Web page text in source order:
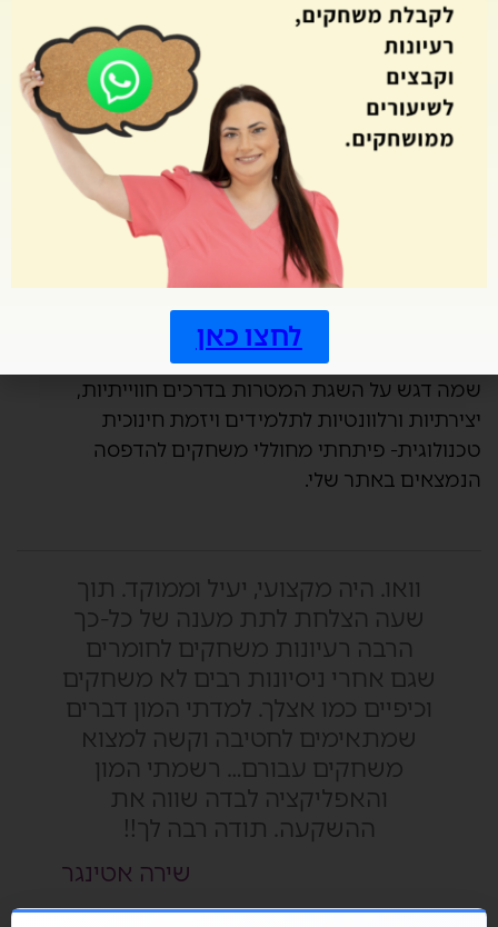
לא שייכים למסגרת שיכולה להזמין אותי? אתם יכולים
לצפות בהקלטה של וובינרים הקשורים לשפה:
וובינר הבנת הנקרא דרך משחוק
וובינר הוראה מקוונת בשפה
נעים מאוד, מור קנדי, תואר שני בחינוך מיוחד ומומחית
ניסיון של 8 שנים כמנחכת, מורה ורכזת חברתית בבית
ספר לחינוך מיוחד. משחקולוגית חינוכית טכנולוגית–
שמה דגש על השגת המטרות בדרכים חווייתיות,
יצירתיות ורלוונטיות לתלמידים ויזמת חינוכית
טכנולוגית- פיתחתי מחוללי משחקים להדפסה
הנמצאים באתר שלי.
וואו. היה מקצועי, יעיל וממוקד. תוך
שעה הצלחת לתת מענה של כל-כך
הרבה רעיונות משחקים לחומרים
שגם אחרי ניסיונות רבים לא משחקים
וכיפיים כמו אצלך. למדתי המון דברים
שמתאימים לחטיבה וקשה למצוא
משחקים עבורם… רשמתי המון
והאפליקציה לבדה שווה את
ההשקעה. תודה רבה לך!!
שירה אטינגר
לחצו כאן